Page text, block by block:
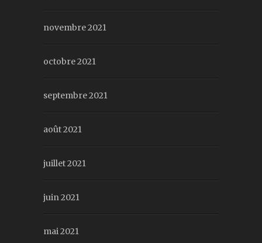
novembre 2021
octobre 2021
septembre 2021
août 2021
juillet 2021
juin 2021
mai 2021